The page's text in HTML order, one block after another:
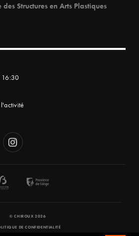
des Structures en Arts Plastiques
16:30
© CHIROUX 2026
DE CONFIDENTIALITÉ